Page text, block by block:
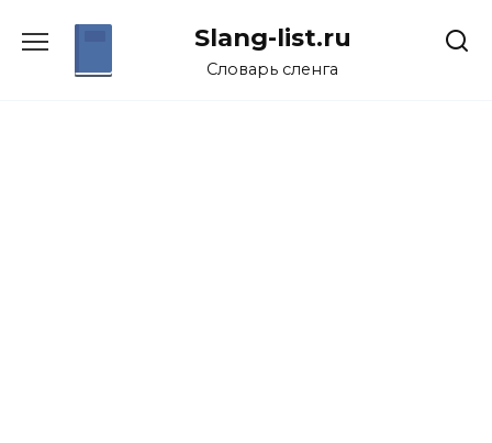
Slang-list.ru
Словарь сленга